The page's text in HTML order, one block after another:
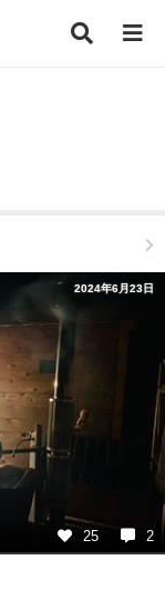
2024年6月23日
25 2